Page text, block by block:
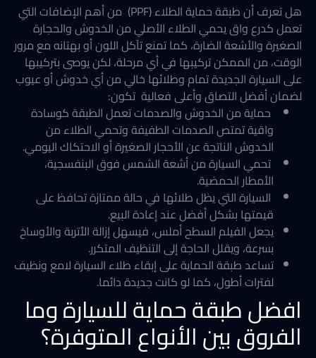
هل تعرف أن طبقة حماية الطلاء (PPF) من أهم الإضافات التي
تعمل كدرع واق يحمي الطلاء الأصلي من الخدوش والحجارة
الصغيرة والأشعة الضارة، كما تمنع تآكل اللون أو بهتانه مع مرور
الوقت، من الممكن تركيبها في أي مرحلة، لكن يوصى بتركيبها
على السيارة الجديدة تمام وطلائها خالي من أي خدوش أو عيوب
لضمان أفضل التصاق وأعلى فعالية تكون:
حماية من الخدوش والصدمات تعمل الطبقة كوسادة
واقية تمتص الصدمات الطفيفة وتحمي الطلاء من
الخدوش الناتجة عن الأحجار الصغيرة أو الاحتكاك اليومي.
تحمي السيارة من أشعة الشمس فوق البنفسجية،
الأمطار الحمضية.
السيارة التي يظل طلائها في حالة ممتازة تحافظ على
قيمتها بشكل أفضل عند إعادة البيع.
يجعل الفيلم السطح أملس، فيسهل إزالة الأتربة والأوساخ
بسرعة، ويقلل الحاجة إلى التنظيف المتكرر.
تساعد طبقة الحماية على إبقاء طلاء السيارة لامع ونظيف
لفترات أطول، كما لو كانت جديدة دائما.
افضل طبقة حماية للسيارة وما
الفروق بين الأنواع المتوفرة؟